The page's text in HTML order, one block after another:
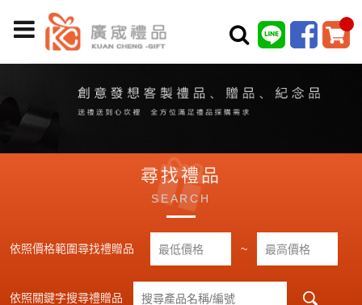
尋找禮品
SEARCH
依照價格範圍尋找禮贈品 ~
依照關鍵字搜尋禮贈品